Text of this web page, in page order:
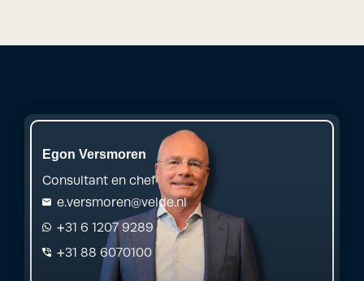
Egon Versmoren
Consultant en chef
e.versmoren@velde.nl
+31 6 1207 9289
+31 88 6070100